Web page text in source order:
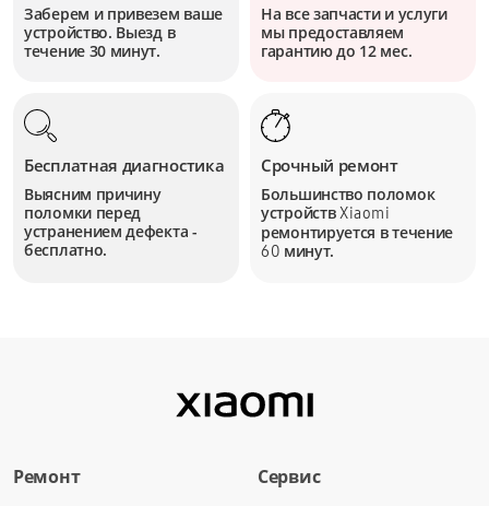
Заберем и привезем ваше
устройство. Выезд в
течение 30 минут.
На все запчасти и услуги
мы предоставляем
гарантию до 12 мес.
Бесплатная диагностика
Выясним причину
поломки перед
устранением дефекта -
бесплатно.
Срочный ремонт
Большинство поломок
устройствXiaomi
ремонтируется в течение
60 минут.
Ремонт
Сервис